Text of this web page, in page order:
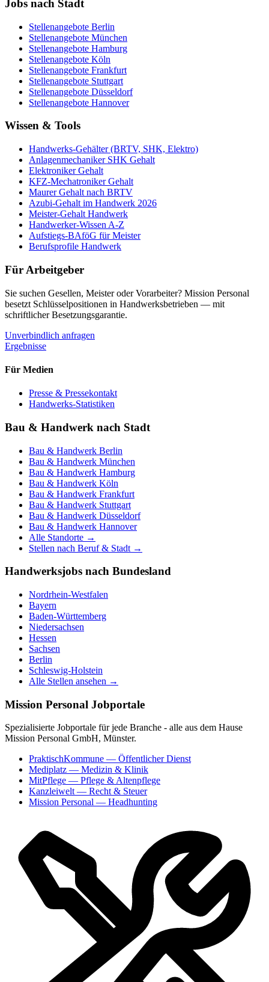
Jobs nach Stadt
Stellenangebote Berlin
Stellenangebote München
Stellenangebote Hamburg
Stellenangebote Köln
Stellenangebote Frankfurt
Stellenangebote Stuttgart
Stellenangebote Düsseldorf
Stellenangebote Hannover
Wissen & Tools
Handwerks-Gehälter (BRTV, SHK, Elektro)
Anlagenmechaniker SHK Gehalt
Elektroniker Gehalt
KFZ-Mechatroniker Gehalt
Maurer Gehalt nach BRTV
Azubi-Gehalt im Handwerk 2026
Meister-Gehalt Handwerk
Handwerker-Wissen A-Z
Aufstiegs-BAföG für Meister
Berufsprofile Handwerk
Für Arbeitgeber
Sie suchen Gesellen, Meister oder Vorarbeiter? Mission Personal
besetzt Schlüsselpositionen in Handwerksbetrieben — mit
schriftlicher Besetzungsgarantie.
Unverbindlich anfragen
Ergebnisse
Für Medien
Presse & Pressekontakt
Handwerks-Statistiken
Bau & Handwerk nach Stadt
Bau & Handwerk Berlin
Bau & Handwerk München
Bau & Handwerk Hamburg
Bau & Handwerk Köln
Bau & Handwerk Frankfurt
Bau & Handwerk Stuttgart
Bau & Handwerk Düsseldorf
Bau & Handwerk Hannover
Alle Standorte →
Stellen nach Beruf & Stadt →
Handwerksjobs nach Bundesland
Nordrhein-Westfalen
Bayern
Baden-Württemberg
Niedersachsen
Hessen
Sachsen
Berlin
Schleswig-Holstein
Alle Stellen ansehen →
Mission Personal Jobportale
Spezialisierte Jobportale für jede Branche - alle aus dem Hause
Mission Personal GmbH, Münster.
PraktischKommune — Öffentlicher Dienst
Mediplatz — Medizin & Klinik
MitPflege — Pflege & Altenpflege
Kanzleiwelt — Recht & Steuer
Mission Personal — Headhunting